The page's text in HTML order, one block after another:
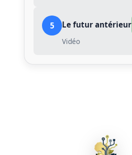
5 Le futur antérieur
Vidéo